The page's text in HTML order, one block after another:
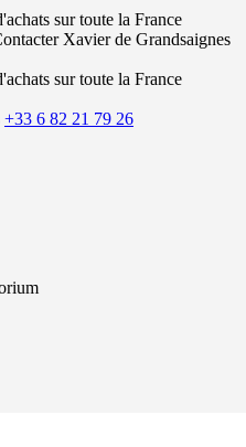
sur toute la France
Xavier de Grandsaignes
sur toute la France
+33 6 82 21 79 26